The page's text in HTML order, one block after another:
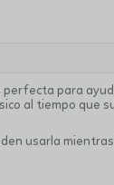
para
al tiempo que
usarla